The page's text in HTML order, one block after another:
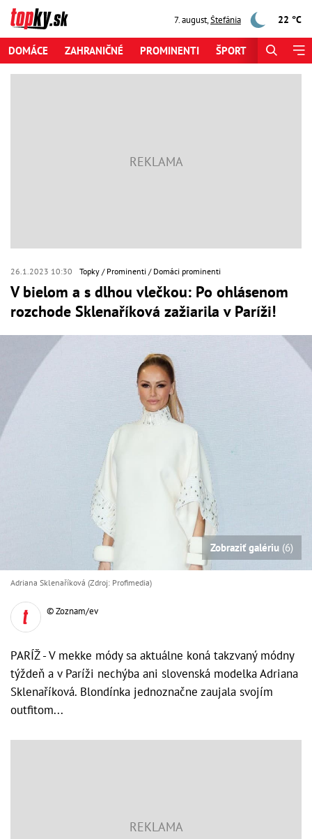
7. august,Štefánia 22 °C
DOMÁCE ZAHRANIČNÉ PROMINENTI ŠPORT
26.1.2023 10:30 Topky Prominenti Domáci prominenti
V bielom a s dlhou vlečkou: Po ohlásenom
rozchode Sklenaříková zažiarila v Paríži!
Zobraziť galériu (6)
Adriana Sklenaříková (Zdroj: Profimedia)
© Zoznam/ev
PARÍŽ - V mekke módy sa aktuálne koná takzvaný módny
týždeň a v Paríži nechýba ani slovenská modelka Adriana
Sklenaříková. Blondínka jednoznačne zaujala svojím
outfitom...